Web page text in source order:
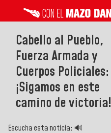
Cabello al Pueblo,
Fuerza Armada y
Cuerpos Policiales:
¡Sigamos en este
camino de victoria!
Escucha esta noticia: 🔊